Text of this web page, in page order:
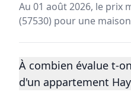
Au 01 août 2026, le prix
(57530) pour une
À combien évalue t-
d'un appartement